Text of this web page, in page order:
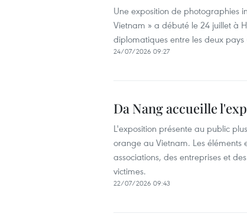
Une exposition de photographies
Vietnam » a débuté le 24 juillet à
diplomatiques entre les deux
24/07/2026 09:27
Da Nang accueille
L'exposition présente au public
orange au Vietnam. Les éléments
associations, des entreprises et
victimes.
22/07/2026 09:43